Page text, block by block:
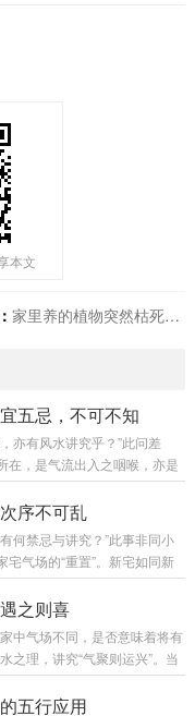
本文
家里养的植物突然枯死？赶紧检查那个方位出事了！
五忌，不可不知
亦有风水讲究乎？”此问差
在，是气流出入之咽喉，亦是
顺，阳台凶则煞气入。今日便
以便对照调整。第一章：好
野开阔，面向公园、花园生
泊（活水）财运亨通，财源广
章：坏风水的阳台环...
序不可乱
何禁忌与讲究？”此事非同小
气场的“重置”。新宅如同新
之基调，故不可不慎。今日便
核心要诀。第一章：择日与
避凶：避开农历七月（鬼
日。趋吉：宜选老黄历标
之则喜
中气场不同，是否意味着将有
之理，讲究“气聚则运兴”。当
发生变化，并显现出种种征
八种家宅兴旺之兆，一一列
五行应用